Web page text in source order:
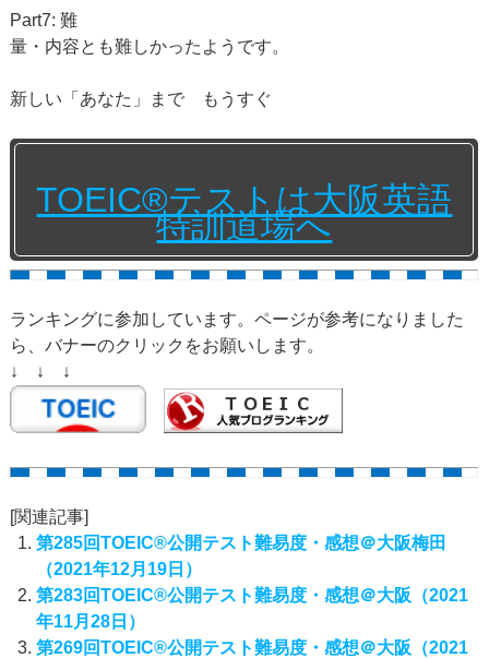
Part7: 難
量・内容とも難しかったようです。
新しい「あなた」まで もうすぐ
TOEIC®テストは大阪英語
特訓道場へ
ランキングに参加しています。ページが参考になりました
ら、バナーのクリックをお願いします。
↓ ↓ ↓
[関連記事]
第285回TOEIC®公開テスト難易度・感想＠大阪梅田
（2021年12月19日）
第283回TOEIC®公開テスト難易度・感想＠大阪（2021
年11月28日）
第269回TOEIC®公開テスト難易度・感想＠大阪（2021